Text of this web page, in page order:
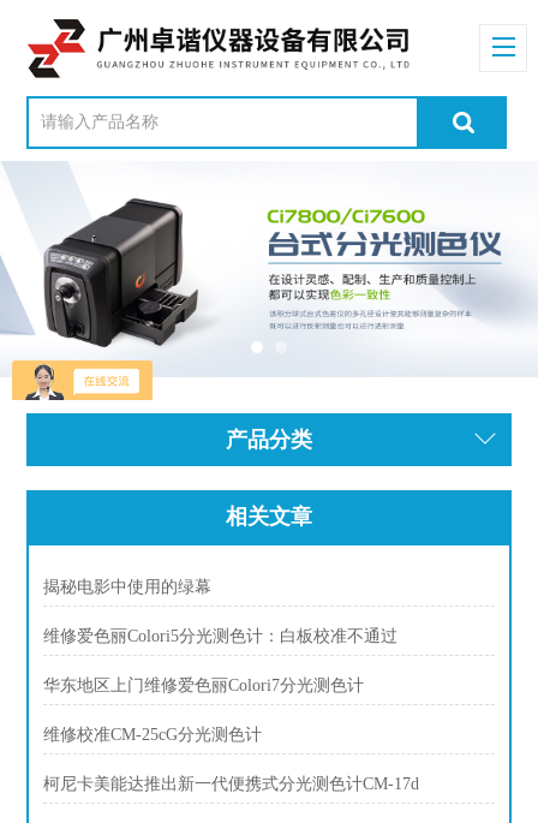
产品分类
相关文章
揭秘电影中使用的绿幕
维修爱色丽Colori5分光测色计：白板校准不通过
华东地区上门维修爱色丽Colori7分光测色计
维修校准CM-25cG分光测色计
柯尼卡美能达推出新一代便携式分光测色计CM-17d